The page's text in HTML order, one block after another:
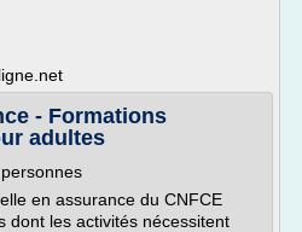
- Formations
adultes
en assurance du CNFCE
dont les activités nécessitent